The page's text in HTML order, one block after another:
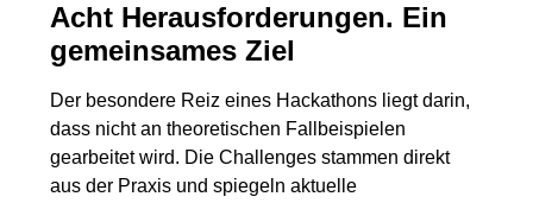
Acht Herausforderungen. Ein
gemeinsames Ziel
Der besondere Reiz eines Hackathons liegt darin,
dass nicht an theoretischen Fallbeispielen
gearbeitet wird. Die Challenges stammen direkt
aus der Praxis und spiegeln aktuelle